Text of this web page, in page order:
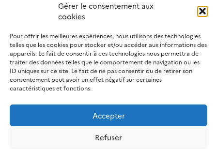
Gérer le consentement aux
cookies
Pour offrir les meilleures expériences, nous utilisons des technologies
telles que les cookies pour stocker et/ou accéder aux informations des
appareils. Le fait de consentir à ces technologies nous permettra de
traiter des données telles que le comportement de navigation ou les
ID uniques sur ce site. Le fait de ne pas consentir ou de retirer son
consentement peut avoir un effet négatif sur certaines
caractéristiques et fonctions.
Accepter
Refuser
Opéré par
LinkedIn
Mentions légales